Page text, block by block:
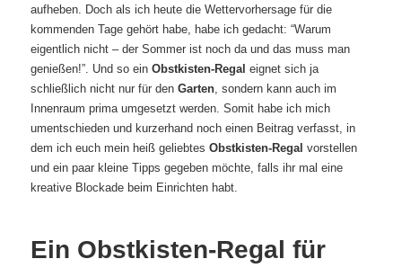
aufheben. Doch als ich heute die Wettervorhersage für die
kommenden Tage gehört habe, habe ich gedacht: “Warum
eigentlich nicht – der Sommer ist noch da und das muss man
genießen!”. Und so ein Obstkisten-Regal eignet sich ja
schließlich nicht nur für den Garten, sondern kann auch im
Innenraum prima umgesetzt werden. Somit habe ich mich
umentschieden und kurzerhand noch einen Beitrag verfasst, in
dem ich euch mein heiß geliebtes Obstkisten-Regal vorstellen
und ein paar kleine Tipps gegeben möchte, falls ihr mal eine
kreative Blockade beim Einrichten habt.
Ein Obstkisten-Regal für